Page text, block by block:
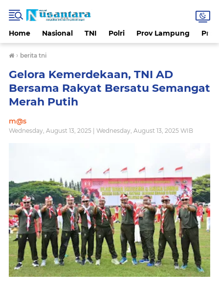
Home Nasional TNI Polri Prov Lampung
› berita tni
Gelora Kemerdekaan, TNI AD
Bersama Rakyat Bersatu Semangat
Merah Putih
m@s
Wednesday, August 13, 2025 | Wednesday, August 13, 2025 WIB